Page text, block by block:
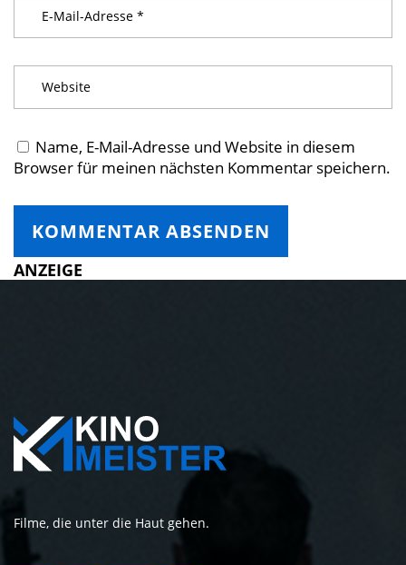
Name, E-Mail-Adresse und Website in diesem
Browser für meinen nächsten Kommentar speichern.
ANZEIGE
Filme, die unter die Haut gehen.